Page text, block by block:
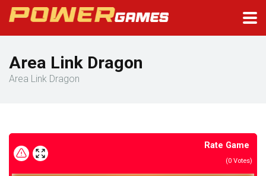
Area Link Dragon
Area Link Dragon
Rate Game
(0 Votes)